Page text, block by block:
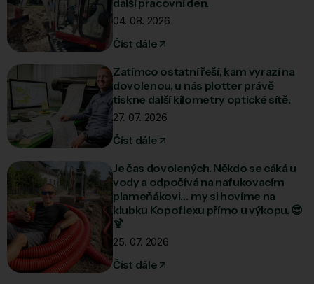
04. 08. 2026
Číst dále
Zatímco ostatní řeší, kam vyrazí na
dovolenou, u nás plotter právě
tiskne další kilometry optické sítě.
27. 07. 2026
Číst dále
Je čas dovolených. Někdo se cáká u
vody a odpočívá na nafukovacím
plameňákovi… my si hovíme na
klubku Kopoflexu přímo u výkopu. 😎
🍹
25. 07. 2026
Číst dále